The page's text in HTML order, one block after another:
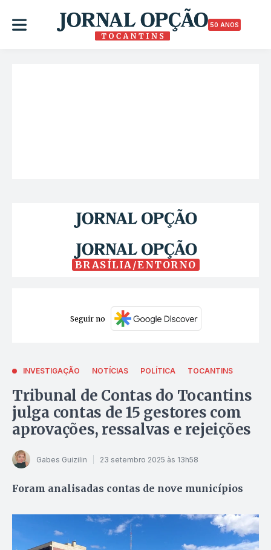
50 ANOS
BRASÍLIA/ENTORNO
Seguir no
INVESTIGAÇÃO NOTÍCIAS POLÍTICA TOCANTINS
Tribunal de Contas do Tocantins
julga contas de 15 gestores com
aprovações, ressalvas e rejeições
Gabes Guizilin 23 setembro 2025 às 13h58
Foram analisadas contas de nove municípios